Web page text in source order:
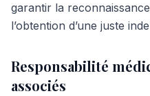
garantir la
l’obtention d’une juste
Responsabilité
associés